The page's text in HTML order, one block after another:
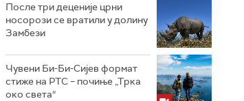
После три деценије црни
носорози се вратили у долину
Замбези
Чувени Би-Би-Сијев формат
стиже на РТС – почиње „Трка
око света“